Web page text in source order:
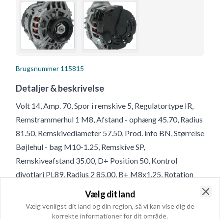
Brugsnummer 115815
Detaljer & beskrivelse
Volt 14, Amp. 70, Spor i remskive 5, Regulatortype IR,
Remstrammerhul 1 M8, Afstand - ophæng 45.70, Radius
81.50, Remskivediameter 57.50, Prod. info BN, Størrelse
Bøjlehul - bag M10-1.25, Remskive SP,
Remskiveafstand 35.00, D+ Position 50, Kontrol
diyotlari PL89, Radius 2 85.00, B+ M8x1.25, Rotation
Bredde - holdearm 15.00, D+ størrelse Stik,
Remstrammerhul plac. 60, Totallængde 166.50,
Vælg dit land
Vælg venligst dit land og din region, så vi kan vise dig de
korrekte informationer for dit område.